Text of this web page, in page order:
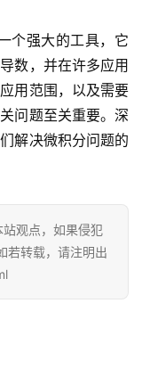
数，并在许多应用
用范围，以及需要
问题至关重要。深
解决微积分问题的
观点，如果侵犯
若转载，请注明出